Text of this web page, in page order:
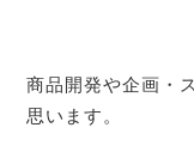
商品開発や企画・
思います。